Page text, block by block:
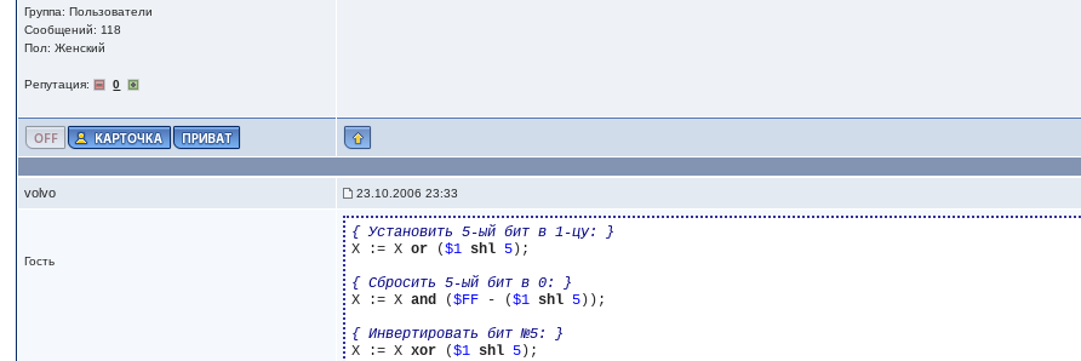
Группа: Пользователи
Сообщений: 118
Пол: Женский
Репутация: 0
volvo 23.10.2006 23:33
Гость
{ Установить 5-ый бит в 1-цу: }
X := X or ($1 shl 5 );
{ Сбросить 5-ый бит в 0: }
X := X and ($FF - ($1 shl 5 ));
{ Инвертировать бит №5: }
X := X xor ($1 shl 5